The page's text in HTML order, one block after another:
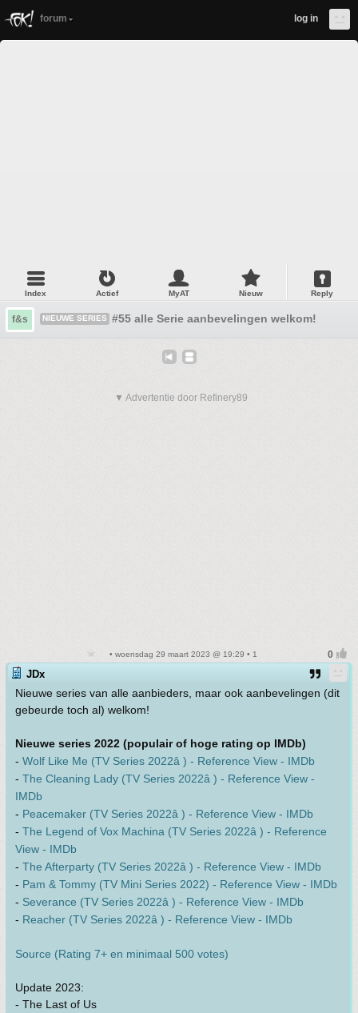
forum log in
Index Actief MyAT Nieuw Reply
f&s NIEUWE SERIES #55 alle Serie aanbevelingen welkom!
▼ Advertentie door Refinery89
• woensdag 29 maart 2023 @ 19:29 • 1
JDx
Nieuwe series van alle aanbieders, maar ook aanbevelingen (dit
gebeurde toch al) welkom!
Nieuwe series 2022 (populair of hoge rating op IMDb)
- Wolf Like Me (TV Series 2022â ) - Reference View - IMDb
- The Cleaning Lady (TV Series 2022â ) - Reference View -
IMDb
- Peacemaker (TV Series 2022â ) - Reference View - IMDb
- The Legend of Vox Machina (TV Series 2022â ) - Reference
View - IMDb
- The Afterparty (TV Series 2022â ) - Reference View - IMDb
- Pam & Tommy (TV Mini Series 2022) - Reference View - IMDb
- Severance (TV Series 2022â ) - Reference View - IMDb
- Reacher (TV Series 2022â ) - Reference View - IMDb
Source (Rating 7+ en minimaal 500 votes)
Update 2023:
- The Last of Us